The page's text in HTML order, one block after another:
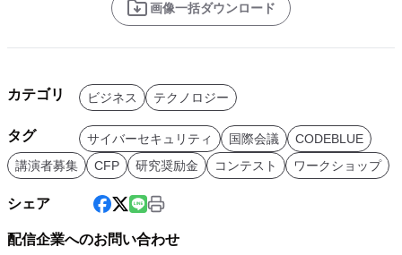
画像一括ダウンロード
カテゴリ ビジネス テクノロジー
タグ サイバーセキュリティ 国際会議
CODEBLUE
講演者募集
CFP 研究奨励金 コンテスト ワークショップ
シェア
配信企業へのお問い合わせ